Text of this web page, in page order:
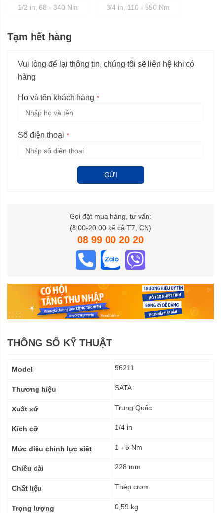
1/2 in, 68 - 340 Nm 3/4 in, 110 - 550 Nm
Tạm hết hàng
Vui lòng để lại thông tin, chúng tôi sẽ liên hệ khi có
hàng
Họ và tên khách hàng
Số điện thoại
GỬI
Gọi đặt mua hàng, tư vấn:
(8:00-20:00 kể cả T7, CN)
08 99 00 20 20
THÔNG SỐ KỸ THUẬT
kỹ
Model 96211
Thương hiệu SATA
Xuất xứ Trung Quốc
Kích cỡ 1/4 in
Mức điều chỉnh lực siết 1 - 5 Nm
Chiều dài 228 mm
Chất liệu Thép crom
Trọng lượng 0,59 kg